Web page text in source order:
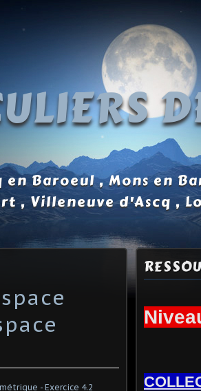
Baroeul , Mons en
, Villeneuve d'Ascq ,